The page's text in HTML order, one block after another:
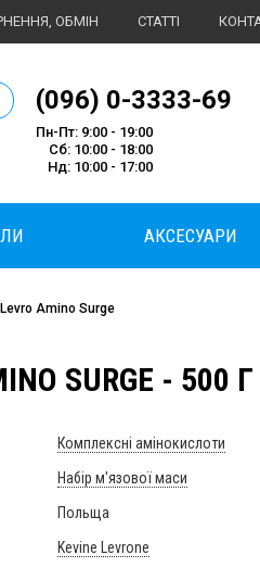
ОБМІН СТАТТІ
харчування
(096) 0-3333-69
Пн-Пт: 9:00 - 19:00
Сб: 10:00 - 18:00
Нд: 10:00 - 17:00
АКСЕСУАРИ
Levro Amino Surge
SURGE - 500 Г
Комплексні амінокислоти
Набір м'язової маси
Польща
Kevine Levrone